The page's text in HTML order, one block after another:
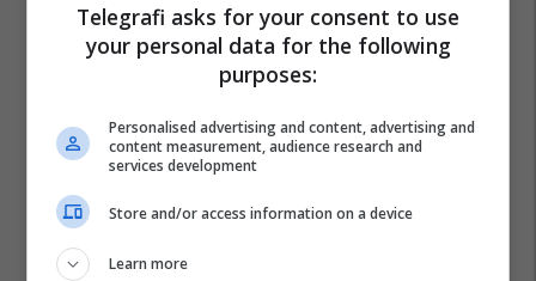
Telegrafi asks for your consent to use
your personal data for the following
purposes:
Personalised advertising and content, advertising and
content measurement, audience research and
services development
Store and/or access information on a device
Learn more